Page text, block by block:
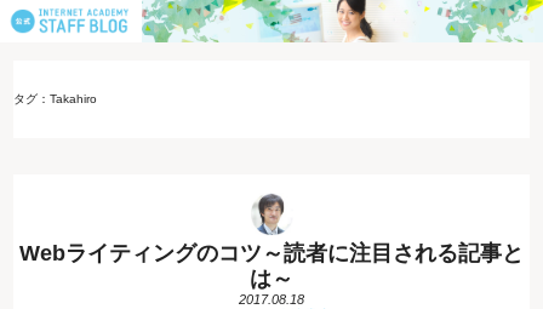
タグ：Takahiro
Webライティングのコツ～読者に注目される記事と
は～
2017.08.18